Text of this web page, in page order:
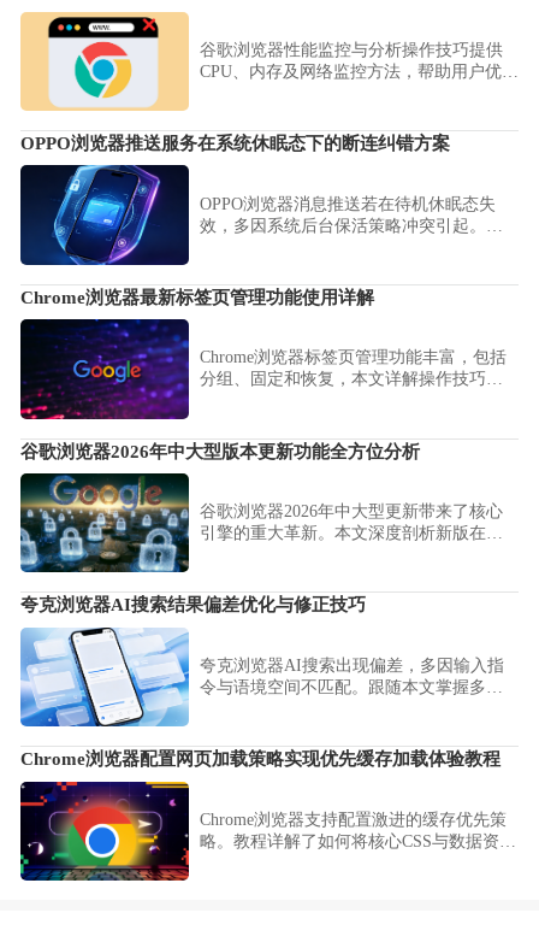
谷歌浏览器性能监控与分析操作技巧提供
CPU、内存及网络监控方法，帮助用户优化
OPPO浏览器推送服务在系统休眠态下的断连纠错方案
OPPO浏览器消息推送若在待机休眠态失
效，多因系统后台保活策略冲突引起。本
消息在长时间休眠后依然能稳定送达。
Chrome浏览器最新标签页管理功能使用详解
Chrome浏览器标签页管理功能丰富，包括
分组、固定和恢复，本文详解操作技巧，
谷歌浏览器2026年中大型版本更新功能全方位分析
谷歌浏览器2026年中大型更新带来了核心
引擎的重大革新。本文深度剖析新版在图
生产力工具的技术趋势。
夸克浏览器AI搜索结果偏差优化与修正技巧
夸克浏览器AI搜索出现偏差，多因输入指
令与语境空间不匹配。跟随本文掌握多维
信息专业度。
Chrome浏览器配置网页加载策略实现优先缓存加载体验教程
Chrome浏览器支持配置激进的缓存优先策
略。教程详解了如何将核心CSS与数据资源